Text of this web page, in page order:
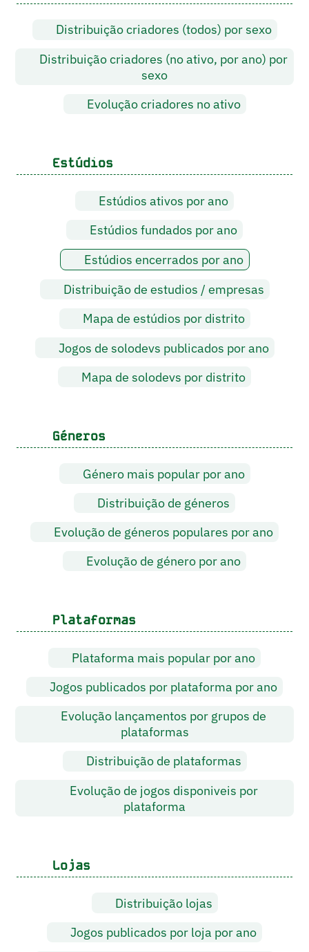
Distribuição criadores (todos) por sexo
Distribuição criadores (no ativo, por ano) por
sexo
Evolução criadores no ativo
Estúdios
Estúdios ativos por ano
Estúdios fundados por ano
Estúdios encerrados por ano
Distribuição de estudios / empresas
Mapa de estúdios por distrito
Jogos de solodevs publicados por ano
Mapa de solodevs por distrito
Géneros
Género mais popular por ano
Distribuição de géneros
Evolução de géneros populares por ano
Evolução de género por ano
Plataformas
Plataforma mais popular por ano
Jogos publicados por plataforma por ano
Evolução lançamentos por grupos de
plataformas
Distribuição de plataformas
Evolução de jogos disponiveis por
plataforma
Lojas
Distribuição lojas
Jogos publicados por loja por ano